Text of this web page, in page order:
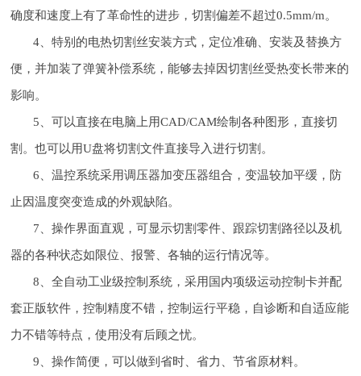
确度和速度上有了革命性的进步，切割偏差不超过0.5mm/m。
4、特别的电热切割丝安装方式，定位准确、安装及替换方
便，并加装了弹簧补偿系统，能够去掉因切割丝受热变长带来的
影响。
5、可以直接在电脑上用CAD/CAM绘制各种图形，直接切
割。也可以用U盘将切割文件直接导入进行切割。
6、温控系统采用调压器加变压器组合，变温较加平缓，防
止因温度突变造成的外观缺陷。
7、操作界面直观，可显示切割零件、跟踪切割路径以及机
器的各种状态如限位、报警、各轴的运行情况等。
8、全自动工业级控制系统，采用国内项级运动控制卡并配
套正版软件，控制精度不错，控制运行平稳，自诊断和自适应能
力不错等特点，使用没有后顾之忧。
9、操作简便，可以做到省时、省力、节省原材料。